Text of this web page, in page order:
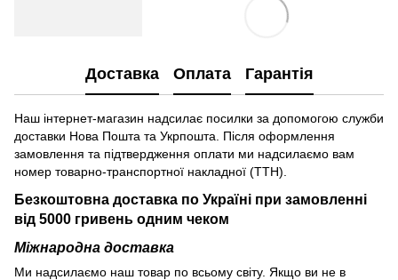
Доставка Оплата Гарантія
Наш інтернет-магазин надсилає посилки за допомогою служби
доставки Нова Пошта та Укрпошта. Після оформлення
замовлення та підтвердження оплати ми надсилаємо вам
номер товарно-транспортної накладної (ТТН).
Безкоштовна доставка по Україні при замовленні
від 5000 гривень одним чеком
Міжнародна доставка
Ми надсилаємо наш товар по всьому світу. Якщо ви не в